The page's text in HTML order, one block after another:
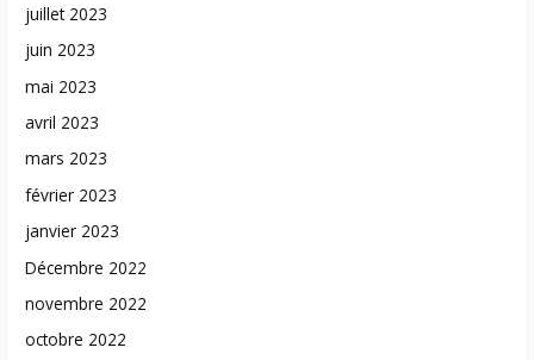
juillet 2023
juin 2023
mai 2023
avril 2023
mars 2023
février 2023
janvier 2023
Décembre 2022
novembre 2022
octobre 2022